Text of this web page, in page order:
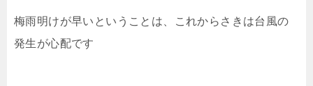
梅雨明けが早いということは、これからさきは台風の
発生が心配です